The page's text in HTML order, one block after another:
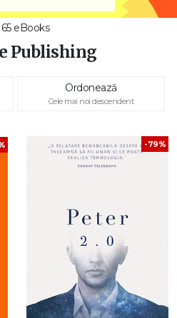
eBooks
Publishing
Ordonează
Cele mai noi descendent
-79%